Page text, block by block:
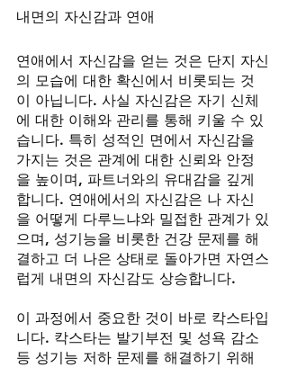
내면의 자신감과 연애
연애에서 자신감을 얻는 것은 단지 자신
의 모습에 대한 확신에서 비롯되는 것
이 아닙니다. 사실 자신감은 자기 신체
에 대한 이해와 관리를 통해 키울 수 있
습니다. 특히 성적인 면에서 자신감을
가지는 것은 관계에 대한 신뢰와 안정
을 높이며, 파트너와의 유대감을 깊게
합니다. 연애에서의 자신감은 나 자신
을 어떻게 다루느냐와 밀접한 관계가 있
으며, 성기능을 비롯한 건강 문제를 해
결하고 더 나은 상태로 돌아가면 자연스
럽게 내면의 자신감도 상승합니다.
이 과정에서 중요한 것이 바로 칵스타입
니다. 칵스타는 발기부전 및 성욕 감소
등 성기능 저하 문제를 해결하기 위해